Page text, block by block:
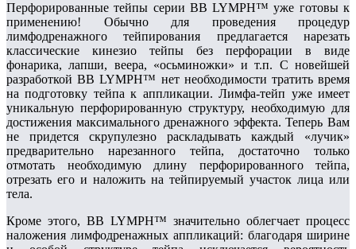
Перфорированные тейпы серии BB LYMPH™ уже готовы к
применению! Обычно для проведения процедур
лимфодренажного тейпирования предлагается нарезать
классические кинезио тейпы без перфорации в виде
фонарика, лапши, веера, «осьминожки» и т.п. С новейшей
разработкой BB LYMPH™ нет необходимости тратить время
на подготовку тейпа к аппликации. Лимфа-тейп уже имеет
уникальную перфорированную структуру, необходимую для
достижения максимального дренажного эффекта. Теперь Вам
не придется скрупулезно раскладывать каждый «лучик»
предварительно нарезанного тейпа, достаточно только
отмотать необходимую длину перфорированного тейпа,
отрезать его и наложить на тейпируемый участок лица или
тела.
Кроме этого, BB LYMPH™ значительно облегчает процесс
наложения лимфодренажных аппликаций: благодаря ширине